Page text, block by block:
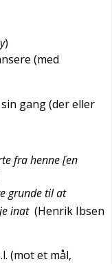
)
(med
gang (der eller
fra henne [en
grunde til at
inat (Henrik Ibsen
(mot et mål,